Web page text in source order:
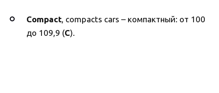
Compact , compacts cars – компактный: от 100
до 109,9 (C).